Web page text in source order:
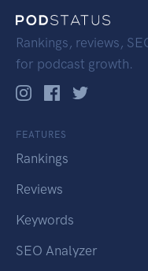
Rankings, reviews,
for podcast growth.
FEATURES
Rankings
Reviews
Keywords
SEO Analyzer